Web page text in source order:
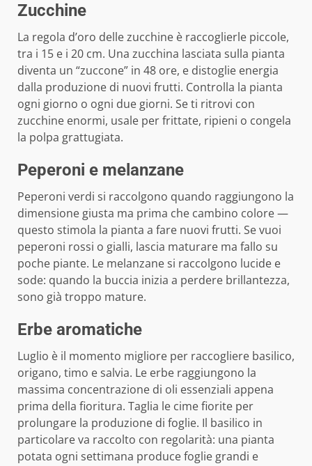
Zucchine
La regola d’oro delle zucchine è raccoglierle piccole,
tra i 15 e i 20 cm. Una zucchina lasciata sulla pianta
diventa un “zuccone” in 48 ore, e distoglie energia
dalla produzione di nuovi frutti. Controlla la pianta
ogni giorno o ogni due giorni. Se ti ritrovi con
zucchine enormi, usale per frittate, ripieni o congela
la polpa grattugiata.
Peperoni e melanzane
Peperoni verdi si raccolgono quando raggiungono la
dimensione giusta ma prima che cambino colore —
questo stimola la pianta a fare nuovi frutti. Se vuoi
peperoni rossi o gialli, lascia maturare ma fallo su
poche piante. Le melanzane si raccolgono lucide e
sode: quando la buccia inizia a perdere brillantezza,
sono già troppo mature.
Erbe aromatiche
Luglio è il momento migliore per raccogliere basilico,
origano, timo e salvia. Le erbe raggiungono la
massima concentrazione di oli essenziali appena
prima della fioritura. Taglia le cime fiorite per
prolungare la produzione di foglie. Il basilico in
particolare va raccolto con regolarità: una pianta
potata ogni settimana produce foglie grandi e